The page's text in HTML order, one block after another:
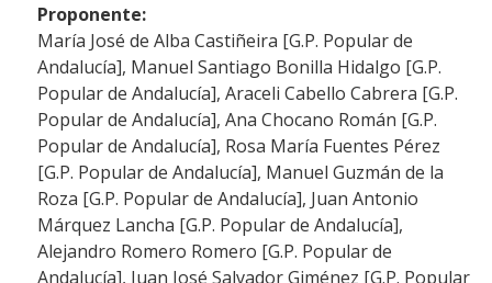
Proponente:
María José de Alba Castiñeira [G.P. Popular de
Andalucía], Manuel Santiago Bonilla Hidalgo [G.P.
Popular de Andalucía], Araceli Cabello Cabrera [G.P.
Popular de Andalucía], Ana Chocano Román [G.P.
Popular de Andalucía], Rosa María Fuentes Pérez
[G.P. Popular de Andalucía], Manuel Guzmán de la
Roza [G.P. Popular de Andalucía], Juan Antonio
Márquez Lancha [G.P. Popular de Andalucía],
Alejandro Romero Romero [G.P. Popular de
Andalucía], Juan José Salvador Giménez [G.P. Popular